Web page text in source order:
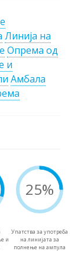
Линија на
Опрема од
и
Амбала
и
25%
Упатства за употреба
на линијата за
полнење на ампула